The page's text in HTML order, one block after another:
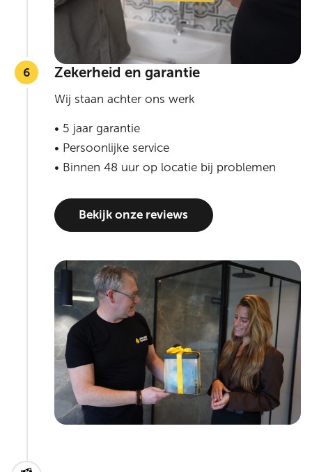
Zekerheid en garantie
Wij staan achter ons werk
• 5 jaar garantie
• Persoonlijke service
• Binnen 48 uur op locatie bij problemen
Bekijk onze reviews